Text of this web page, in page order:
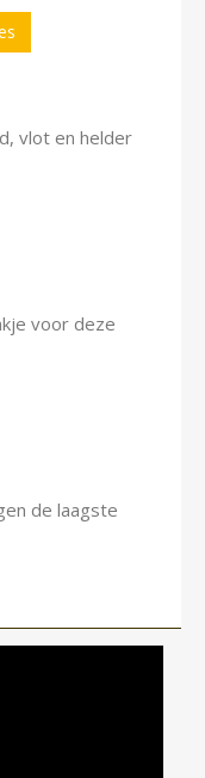
vlot en helder
voor deze
de laagste